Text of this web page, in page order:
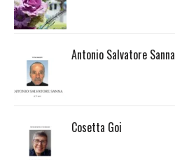
Antonio Salvatore Sanna
Cosetta Goi